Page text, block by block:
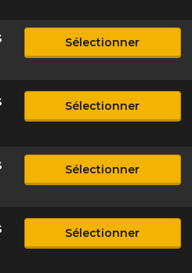
Sélectionner
Sélectionner
Sélectionner
Sélectionner